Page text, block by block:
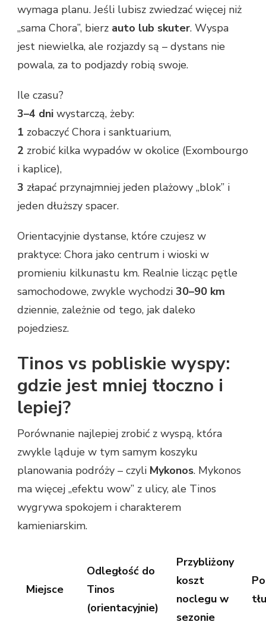
wymaga planu. Jeśli lubisz zwiedzać więcej niż
„sama Chora”, bierz auto lub skuter. Wyspa
jest niewielka, ale rozjazdy są – dystans nie
powala, za to podjazdy robią swoje.
Ile czasu?
3–4 dni wystarczą, żeby:
1 zobaczyć Chora i sanktuarium,
2 zrobić kilka wypadów w okolice (Exombourgo
i kaplice),
3 złapać przynajmniej jeden plażowy „blok” i
jeden dłuższy spacer.
Orientacyjnie dystanse, które czujesz w
praktyce: Chora jako centrum i wioski w
promieniu kilkunastu km. Realnie licząc pętle
samochodowe, zwykle wychodzi 30–90 km
dziennie, zależnie od tego, jak daleko
pojedziesz.
Tinos vs pobliskie wyspy:
gdzie jest mniej tłoczno i
lepiej?
Porównanie najlepiej zrobić z wyspą, która
zwykle ląduje w tym samym koszyku
planowania podróży – czyli Mykonos. Mykonos
ma więcej „efektu wow” z ulicy, ale Tinos
wygrywa spokojem i charakterem
kamieniarskim.
Miejsce
Odległość do
Tinos
(orientacyjnie)
Przybliżony
koszt
noclegu w
sezonie